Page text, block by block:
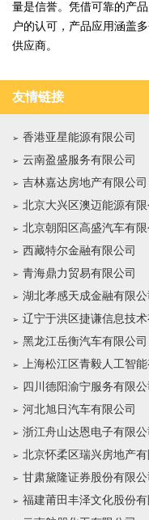
量是信誉。凭借可靠的产
户的认可，产品应用涵盖
供应商。
友情链接
香港亚星能源有限公司
云南盈盛服务有限公司
吉林嘉达房地产有限公司
北京大兴区澳迈能源有限
北京朝阳区高盛汽车有限
西藏特尔金融有限公司
青海鼎力贸易有限公司
湖北孝感天成金融有限公
辽宁于洪区捷谦信息技术
黑龙江岳衡汽车有限公司
上海松江区青毅人工智能
四川德阳渝宁服务有限公
河北旭日汽车有限公司
浙江舟山达恩电子有限公
北京怀柔区瑞兴房地产有
甘肃黛隆证券股份有限公
福建莆田丰泽文化股份有